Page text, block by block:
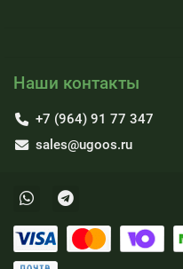
Наши контакты
+7 (964) 91 77 347
sales@ugoos.ru